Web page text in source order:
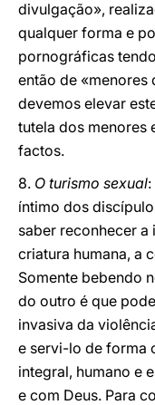
divulgação»,
qualquer forma e
pornográficas
então de «menores
devemos elevar
tutela dos menores
factos.
8. O turismo sexual
íntimo dos
saber reconhecer a
criatura humana, a
Somente bebendo
do outro é que
invasiva da
e servi-lo de forma
integral, humano e
e com Deus. Para